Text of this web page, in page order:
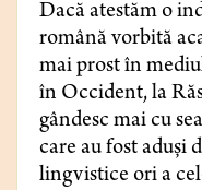
Dacă atestăm o
română vorbită
mai prost în
în Occident, la
gândesc mai cu
care au fost aduși
lingvistice ori a